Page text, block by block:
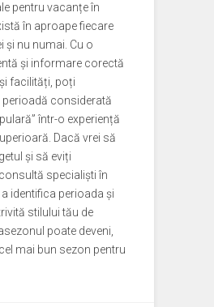
pentru vacanțe în
în aproape fiecare
și nu numai. Cu o
și informare corectă
facilități, poți
considerată
într-o experiență
Dacă vrei să
și să eviți
specialiști în
identifica perioada și
stilului tău de
poate deveni,
mai bun sezon pentru